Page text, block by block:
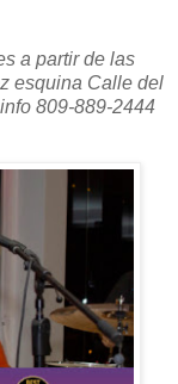
a partir de las
esquina Calle del
809-889-2444